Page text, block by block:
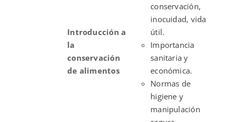
Introducción a
la
conservación
de alimentos
conservación,
inocuidad, vida
útil.
Importancia
sanitaria y
económica.
Normas de
higiene y
manipulación